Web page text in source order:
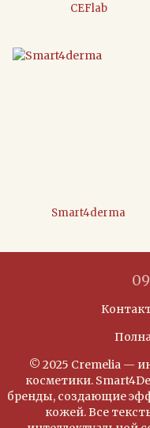
CEFlab
Smart4derma
© 2025 Cremelia —
косметики.
бренды, создающие
кожей. Все